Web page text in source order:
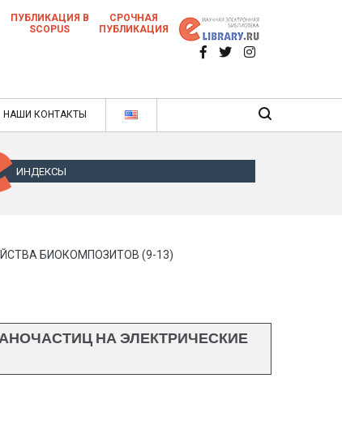
статей в ежемесячном научном
журнале
ПУБЛИКАЦИЯ В
SCOPUS
СРОЧНАЯ
ПУБЛИКАЦИЯ
НАШИ КОНТАКТЫ
ИНДЕКСЫ
БИОКОМПОЗИТОВ (9-13)
НА ЭЛЕКТРИЧЕСКИЕ